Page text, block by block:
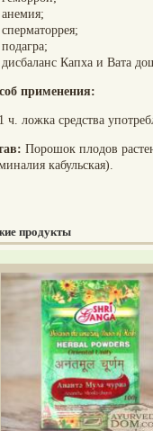
анемия;
сперматоррея;
подагра;
дисбаланс Капха и Вата
применения:
ч. ложка средства
Порошок плодов
кабульская).
продукты